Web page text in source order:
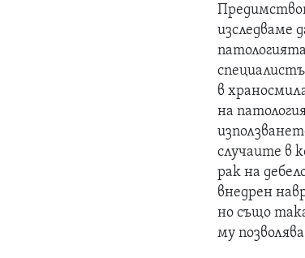
изследваме
в
на
случаите в
рак на
внедрен
но също
му